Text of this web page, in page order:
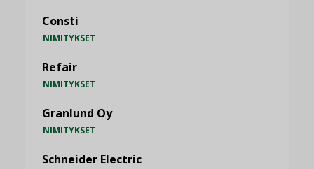
Consti
NIMITYKSET
Refair
NIMITYKSET
Granlund Oy
NIMITYKSET
Schneider Electric